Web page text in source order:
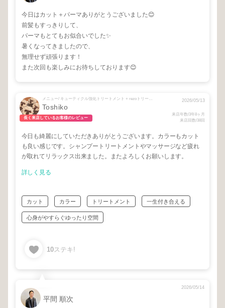
今日はカット＋パーマありがとうございました😊
前髪もすっきりして、
パーマもとてもお似合いでした✨
暑くなってきましたので、
無理せず頑張ります！
また次回も楽しみにお待ちしております😊
メニュー/ キューティクル強化トリートメント + rezoトリートメント + カット＋カラー
Toshiko
長く来店しているお客様のレビュー
2026/05/13
来店年数/3年8ヶ月
来店回数/38回
今日も綺麗にしていただきありがとうございます。カラーもカット
も良い感じです。シャンプートリートメントやマッサージなど疲れ
が取れてリラックス出来ました。またよろしくお願いします。
詳しく見る
カット カラー トリートメント 一生付き合える
心身がやすらぐゆったり空間
10ステキ!
平間 順次
2026/05/14